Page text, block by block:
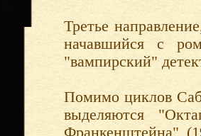
Третье
начавшийся с
"вампирский"
Помимо циклов
выделяются
Франкенштейна"